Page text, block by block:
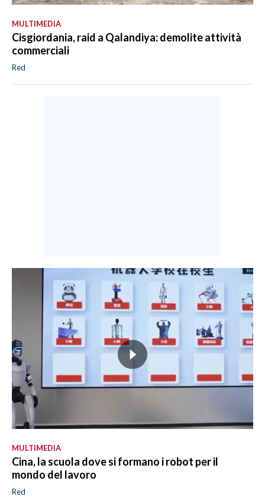
MULTIMEDIA
Cisgiordania, raid a Qalandiya: demolite attività
commerciali
Red
MULTIMEDIA
Cina, la scuola dove si formano i robot per il
mondo del lavoro
Red